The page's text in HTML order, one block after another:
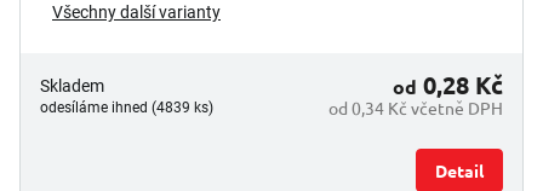
Všechny další varianty
Skladem
odesíláme ihned (4839 ks) od 0,34 Kč včetně DPH
od 0,28 Kč
Detail